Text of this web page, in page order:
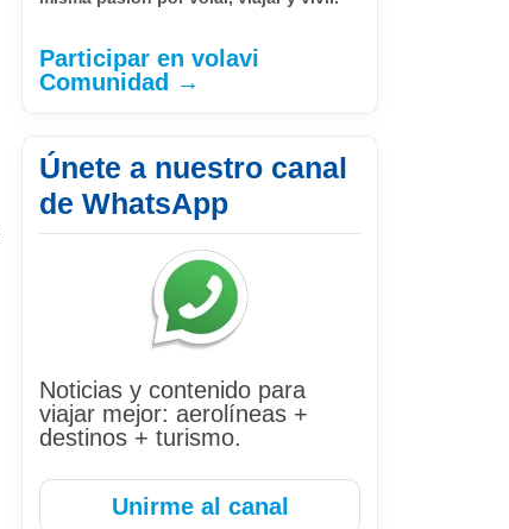
Participar en volavi
Comunidad →
Únete a nuestro canal
de WhatsApp
Noticias y contenido para
viajar mejor: aerolíneas +
destinos + turismo.
Unirme al canal